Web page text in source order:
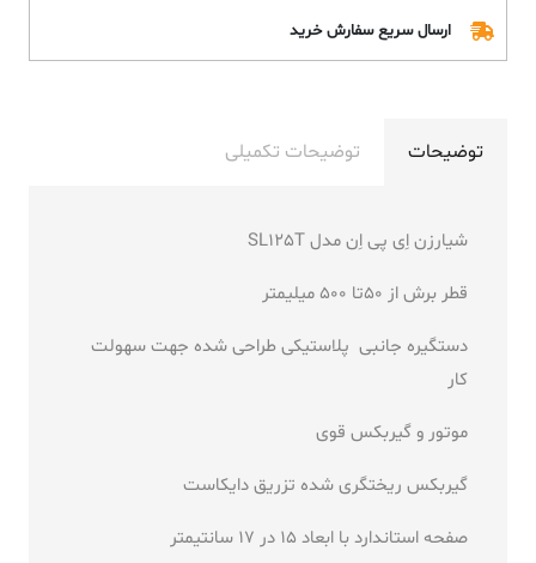
ارسال سریع سفارش خرید
توضیحات توضیحات تکمیلی
شیارزن اِی پی اِن مدل SL125T
قطر برش از 50تا 500 میلیمتر
دستگیره جانبی پلاستیکی طراحی شده جهت سهولت
کار
موتور و گیربکس قوی
گیربکس ریختگری شده تزریق دایکاست
صفحه استاندارد با ابعاد 15 در 17 سانتیمتر